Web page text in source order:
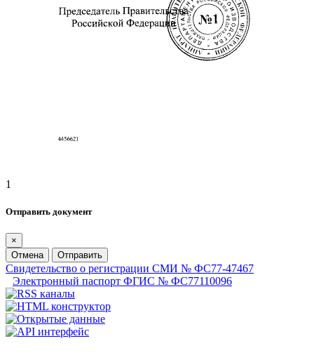
1
Отправить документ
×
Отмена
Отправить
Свидетельство о регистрации СМИ № ФС77-47467
Электронный паспорт ФГИС № ФС77110096